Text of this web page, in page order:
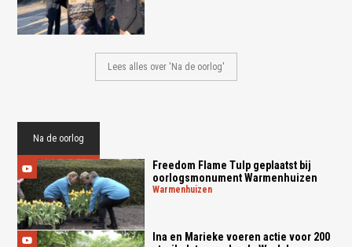
Lees alles over 'Na de oorlog'
Na de oorlog
Freedom Flame Tulp geplaatst bij
oorlogsmonument Warmenhuizen
warmenhuizen
Ina en Marieke voeren actie voor 200